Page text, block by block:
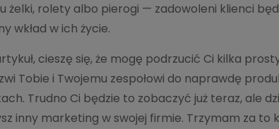
żelki, rolety albo pierogi — zadowoleni klienci
wkład w ich życie.
cieszę się, że mogę podrzucić Ci kilka
Tobie i Twojemu zespołowi do naprawdę
Trudno Ci będzie to zobaczyć już teraz, ale
inny marketing w swojej firmie. Trzymam za to